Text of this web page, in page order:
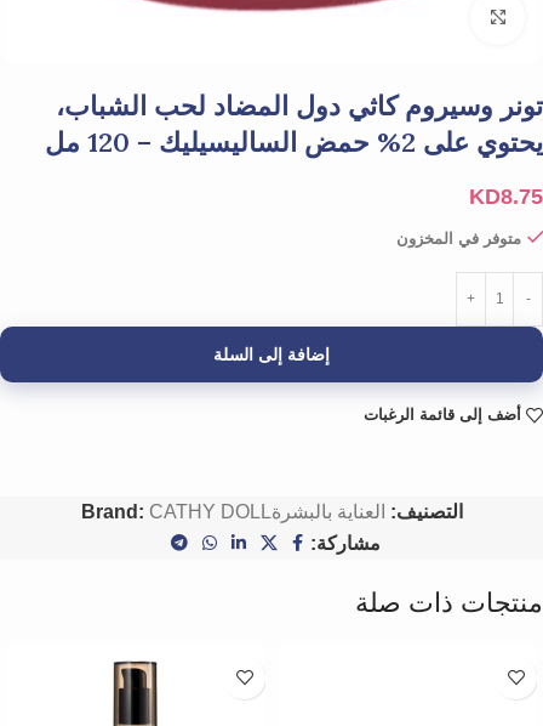
تونر وسيروم كاثي دول المضاد لحب الشباب،
يحتوي على 2% حمض الساليسيليك – 120 مل
KD8.75
متوفر في المخزون
إضافة إلى السلة
أضف إلى قائمة الرغبات
التصنيف: العناية بالبشرة Brand: CATHY DOLL
مشاركة:
منتجات ذات صلة